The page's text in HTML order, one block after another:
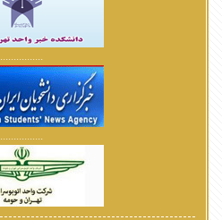
................
................